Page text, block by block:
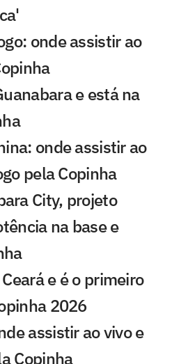
onde assistir ao
e está na
onde assistir ao
pela Copinha
City, projeto
na base e
e é o primeiro
2026
assistir ao vivo e
Copinha